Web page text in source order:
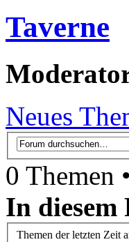
Taverne
Neues
0 Themen
In diesem
Themen der letzten Zeit